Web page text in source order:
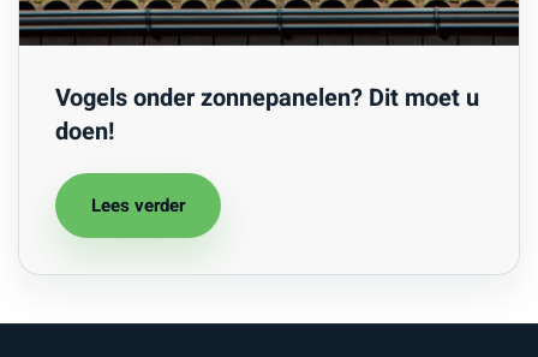
Vogels onder zonnepanelen? Dit moet u
doen!
Lees verder